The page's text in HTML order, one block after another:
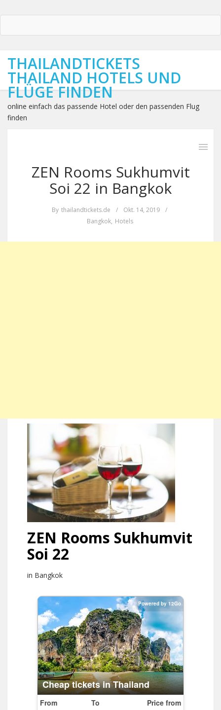
THAILANDTICKETS
THAILAND HOTELS UND
FLÜGE FINDEN
online einfach das passende Hotel oder den passenden Flug
finden
ZEN Rooms Sukhumvit
Soi 22 in Bangkok
By thailandtickets.de / Okt. 14, 2019
/
Bangkok, Hotels
ZEN Rooms Sukhumvit
Soi 22
in Bangkok